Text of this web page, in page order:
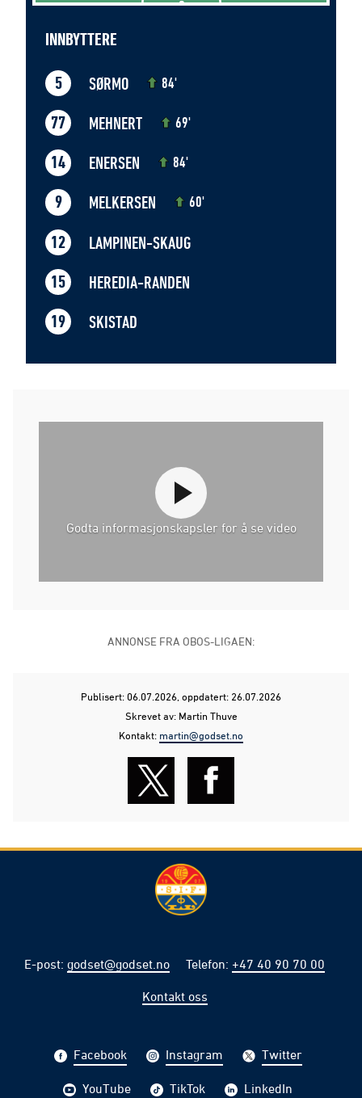
INNBYTTERE
5 SØRMO 84'
77 MEHNERT 69'
14 ENERSEN 84'
9 MELKERSEN 60'
12 LAMPINEN-SKAUG
15 HEREDIA-RANDEN
19 SKISTAD
Godta informasjonskapsler for å se video
ANNONSE FRA OBOS-LIGAEN:
Publisert: 06.07.2026, oppdatert: 26.07.2026
Skrevet av: Martin Thuve
Kontakt: martin@godset.no
E-post: godset@godset.no Telefon: +47 40 90 70 00
Kontakt oss
Facebook Instagram Twitter
YouTube TikTok LinkedIn